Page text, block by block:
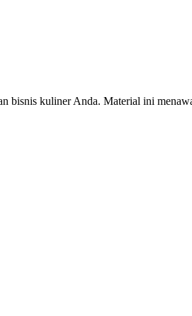
bisnis kuliner Anda. Material ini